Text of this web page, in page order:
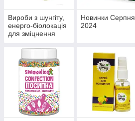
Вироби з шунгіту,
енерго-біолокація
для зміцнення
профілактики
хвороб
Новинки Серпня
2024